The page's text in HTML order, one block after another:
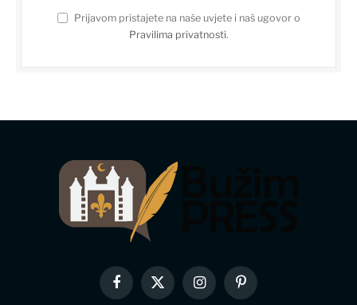
Prijavom pristajete na naše uvjete i naš ugovor o
Pravilima privatnosti.
Facebook
X
InstagramPinterest